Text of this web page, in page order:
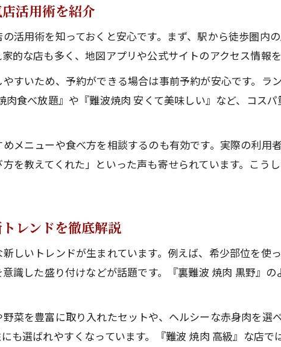
人気店が提案するコスパ抜群の焼肉体験とは
焼肉食べ放題や話題店の魅力をなんばで発見
焼肉の楽しみ方やおすすめシーンを徹底解説
なんばの人気店で叶う焼肉デートの楽しみ方
会食や友人利用に最適ななんばの人気店選び
観光ランチや特別な日に人気店がおすすめな
なんばの人気店が提案する焼肉シーン別活用
活用術を紹介
活用術を知っておくと安心です。まず、駅から徒歩圏内
的な店も多く、地図アプリや公式サイトのアクセス情報
すいため、予約ができる場合は事前予約が安心です。ラ
食べ放題』や『難波焼肉 安くて美味しい』など、コス
メニューや食べ方を相談するのも有効です。実際の利用
を教えてくれた」といった声も寄せられています。こう
レンドを徹底解説
しいトレンドが生まれています。例えば、希少部位を使
識した盛り付けなどが話題です。『裏難波 焼肉 黒野』
菜を豊富に取り入れたセットや、ヘルシーな赤身肉を選
も選ばれやすくなっています。『難波 焼肉 高級』な店